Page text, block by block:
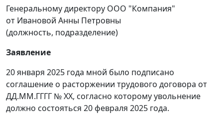
Генеральному директору ООО "Компания"
от Ивановой Анны Петровны
(должность, подразделение)
Заявление
20 января 2025 года мной было подписано
соглашение о расторжении трудового договора от
ДД.ММ.ГГГГ № ХХ, согласно которому увольнение
должно состояться 20 февраля 2025 года.